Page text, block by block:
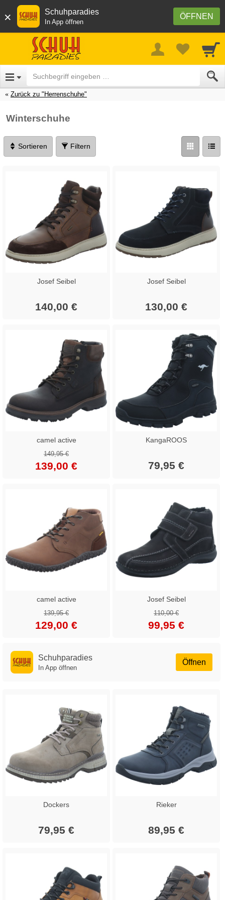
× ÖFFNEN
Schuhparadies
In App öffnen
Zurück zu "Herrenschuhe"
Winterschuhe
Sortieren Filtern
Josef Seibel
140,00 €
Josef Seibel
130,00 €
camel active
149,95 €
139,00 €
KangaROOS
79,95 €
camel active
139,95 €
129,00 €
Josef Seibel
110,00 €
99,95 €
Öffnen
Schuhparadies
In App öffnen
Dockers
79,95 €
Rieker
89,95 €